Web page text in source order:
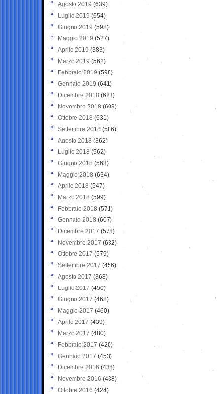
Agosto 2019 (639)
Luglio 2019 (654)
Giugno 2019 (598)
Maggio 2019 (527)
Aprile 2019 (383)
Marzo 2019 (562)
Febbraio 2019 (598)
Gennaio 2019 (641)
Dicembre 2018 (623)
Novembre 2018 (603)
Ottobre 2018 (631)
Settembre 2018 (586)
Agosto 2018 (362)
Luglio 2018 (562)
Giugno 2018 (563)
Maggio 2018 (634)
Aprile 2018 (547)
Marzo 2018 (599)
Febbraio 2018 (571)
Gennaio 2018 (607)
Dicembre 2017 (578)
Novembre 2017 (632)
Ottobre 2017 (579)
Settembre 2017 (456)
Agosto 2017 (368)
Luglio 2017 (450)
Giugno 2017 (468)
Maggio 2017 (460)
Aprile 2017 (439)
Marzo 2017 (480)
Febbraio 2017 (420)
Gennaio 2017 (453)
Dicembre 2016 (438)
Novembre 2016 (438)
Ottobre 2016 (424)